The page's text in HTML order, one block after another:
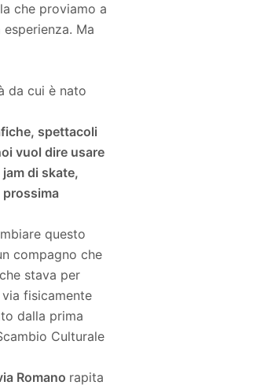
che proviamo a
Ma
da cui è nato
spettacoli
vuol dire usare
di skate,
prossima
questo
compagno che
che stava per
fisicamente
dalla prima
Culturale
Romano rapita